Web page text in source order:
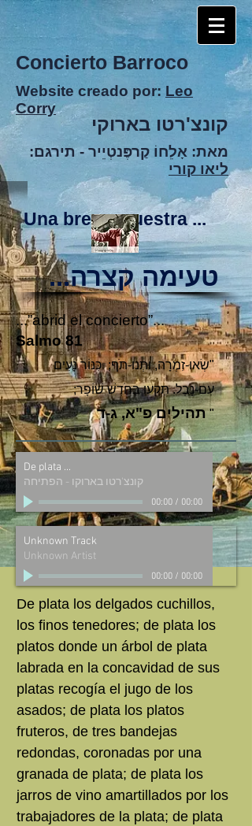
Concierto Barroco
Website creado por: Leo
Corry
קונצ'רטו בארוקי
מאת: אָלֵחוֹ קַרפֶּנטְיֵיר -תירגם:
ליאו קורי
Una breve muestra ...
טעימה קצרה...
...”abrid el concierto”...
Salmo 81
"שְׂאוּ-זִמְרָה, וּתְנוּ-תֹף; כִּנּוֹר נָעִים
עִם-נָבֶל. תִּקְעוּ בַחֹדֶשׁ שׁוֹפָר;
"תהילים פ"א, ג-ד
De plata ...
קונצ'רטו בארוקו - הפתיחה
00:00/ 00:00
Unknown Track
Unknown Artist
00:00/ 00:00
De plata los delgados cuchillos,
los finos tenedores; de plata los
platos donde un árbol de plata
labrada en la concavidad de sus
platas recogía el jugo de los
asados; de plata los platos
fruteros, de tres bandejas
redondas, coronadas por una
granada de plata; de plata los
jarros de vino amartillados por los
trabajadores de la plata; de plata